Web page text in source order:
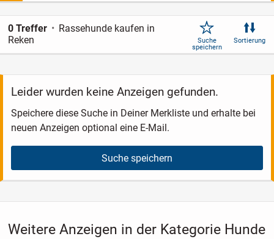
0 Treffer
Rassehunde kaufen in
Reken
Suche
speichern
Sortierung
Leider wurden keine Anzeigen gefunden.
Speichere diese Suche in Deiner Merkliste und erhalte bei
neuen Anzeigen optional eine E-Mail.
Suche speichern
Weitere Anzeigen in der Kategorie Hunde